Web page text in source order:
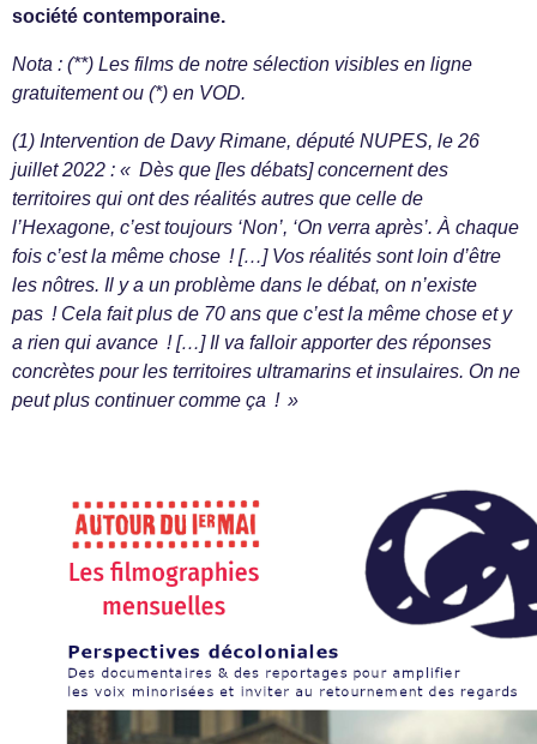
société contemporaine.
Nota : (**) Les films de notre sélection visibles en ligne
gratuitement ou (*) en VOD.
(1) Intervention de Davy Rimane, député NUPES, le 26
juillet 2022 : « Dès que [les débats] concernent des
territoires qui ont des réalités autres que celle de
l’Hexagone, c’est toujours ‘Non’, ‘On verra après’. À chaque
fois c’est la même chose ! […] Vos réalités sont loin d’être
les nôtres. Il y a un problème dans le débat, on n’existe
pas ! Cela fait plus de 70 ans que c’est la même chose et y
a rien qui avance ! […] Il va falloir apporter des réponses
concrètes pour les territoires ultramarins et insulaires. On ne
peut plus continuer comme ça ! »